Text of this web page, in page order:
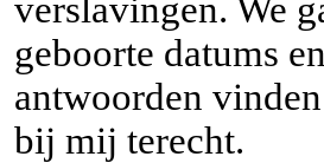
verslavingen. We
geboorte datums
antwoorden
bij mij terecht.